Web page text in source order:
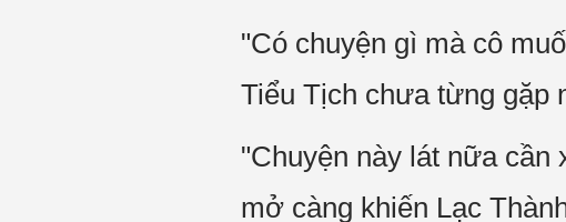
"Có chuyện gì mà cô
Tiểu Tịch chưa từng gặp
"Chuyện này lát nữa
mở càng khiến Lạc